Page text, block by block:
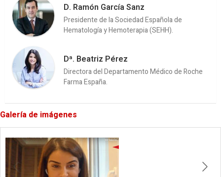
D. Ramón García Sanz
Presidente de la Sociedad Española de
Hematología y Hemoterapia (SEHH).
Dª. Beatriz Pérez
Directora del Departamento Médico de Roche
Farma España.
Galería de imágenes